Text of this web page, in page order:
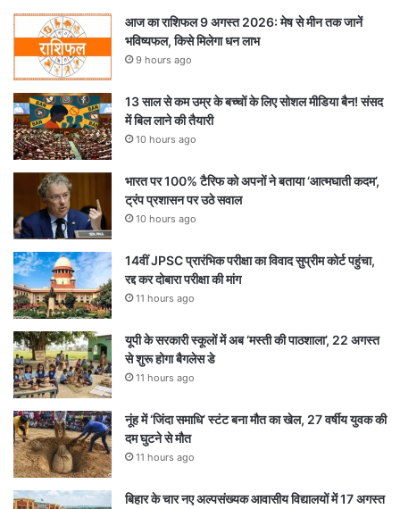
आज का राशिफल 9 अगस्त 2026: मेष से मीन तक जानें
भविष्यफल, किसे मिलेगा धन लाभ
9 hours ago
13 साल से कम उम्र के बच्चों के लिए सोशल मीडिया बैन! संसद
में बिल लाने की तैयारी
10 hours ago
भारत पर 100% टैरिफ को अपनों ने बताया ‘आत्मघाती कदम’,
ट्रंप प्रशासन पर उठे सवाल
10 hours ago
14वीं JPSC प्रारंभिक परीक्षा का विवाद सुप्रीम कोर्ट पहुंचा,
रद्द कर दोबारा परीक्षा की मांग
11 hours ago
यूपी के सरकारी स्कूलों में अब ‘मस्ती की पाठशाला’, 22 अगस्त
से शुरू होगा बैगलेस डे
11 hours ago
नूंह में ‘जिंदा समाधि’ स्टंट बना मौत का खेल, 27 वर्षीय युवक की
दम घुटने से मौत
11 hours ago
बिहार के चार नए अल्पसंख्यक आवासीय विद्यालयों में 17 अगस्त